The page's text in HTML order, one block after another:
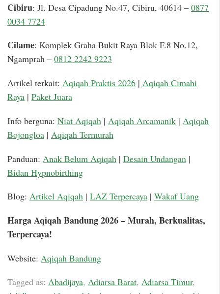
Cibiru: Jl. Desa Cipadung No.47, Cibiru, 40614 – 0877
0034 7724
Cilame: Komplek Graha Bukit Raya Blok F.8 No.12,
Ngamprah – 0812 2242 9223
Artikel terkait: Aqiqah Praktis 2026 | Aqiqah Cimahi
Raya | Paket Juara
Info berguna: Niat Aqiqah | Aqiqah Arcamanik | Aqiqah
Bojongloa | Aqiqah Termurah
Panduan: Anak Belum Aqiqah | Desain Undangan |
Bidan Hypnobirthing
Blog: Artikel Aqiqah | LAZ Terpercaya | Wakaf Uang
Harga Aqiqah Bandung 2026 – Murah, Berkualitas,
Terpercaya!
Website: Aqiqah Bandung
Tagged as: Abadijaya, Adiarsa Barat, Adiarsa Timur,